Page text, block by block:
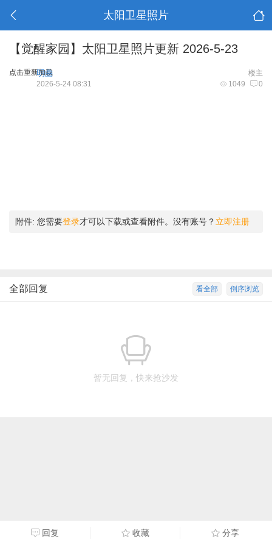
太阳卫星照片
【觉醒家园】太阳卫星照片更新 2026-5-23
点击重新加载 楼主
明曲
1049 0
2026-5-24 08:31
附件: 您需要登录才可以下载或查看附件。没有账号？ 立即注册
倒序浏览
看全部
全部回复
暂无回复，快来抢沙发
回复 收藏 分享